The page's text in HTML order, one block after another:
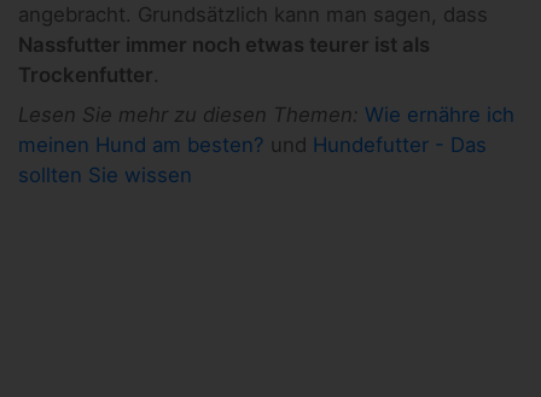
angebracht. Grundsätzlich kann man sagen, dass
Nassfutter immer noch etwas teurer ist als
Trockenfutter.
Lesen Sie mehr zu diesen Themen: Wie ernähre ich
meinen Hund am besten? und Hundefutter - Das
sollten Sie wissen